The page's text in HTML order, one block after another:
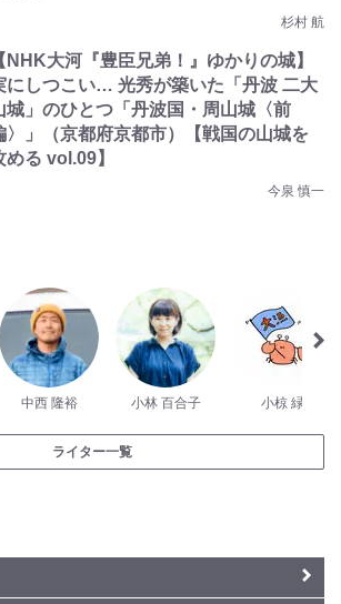
杉村 航
NHK大河『豊臣兄弟！』ゆかりの城】
にしつこい… 光秀が築いた「丹波 二大
城」のひとつ「丹波国・周山城〈前
〉」（京都府京都市）【戦国の山城を
める vol.09】
今泉 慎一
中西 隆裕 小林 百合子 小椋 緑
ライター一覧